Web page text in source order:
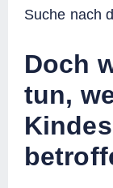
Suche nach
Doch
tun,